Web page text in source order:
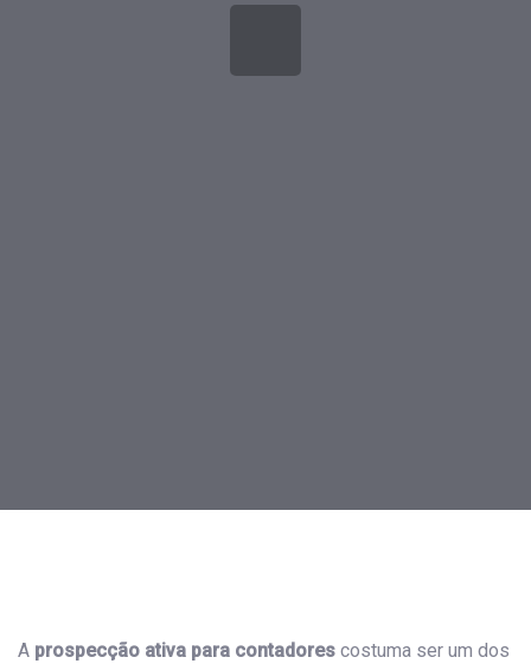
A prospecção ativa para contadores costuma ser um dos
navigation